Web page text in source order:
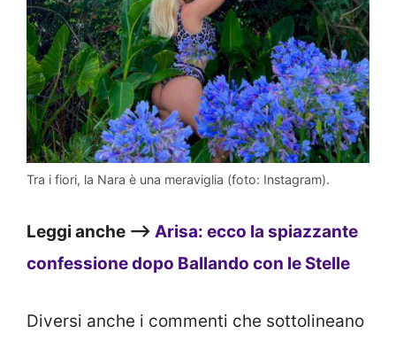
Tra i fiori, la Nara è una meraviglia (foto: Instagram).
Leggi anche –> Arisa: ecco la spiazzante
confessione dopo Ballando con le Stelle
Diversi anche i commenti che sottolineano